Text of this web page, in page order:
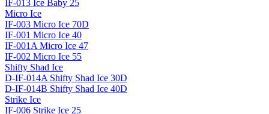
IF-013 Ice Baby 25
Micro Ice
IF-003 Micro Ice 70D
IF-001 Micro Ice 40
IF-001A Micro Ice 47
IF-002 Micro Ice 55
Shifty Shad Ice
D-IF-014A Shifty Shad Ice 30D
D-IF-014B Shifty Shad Ice 40D
Strike Ice
IF-006 Strike Ice 25